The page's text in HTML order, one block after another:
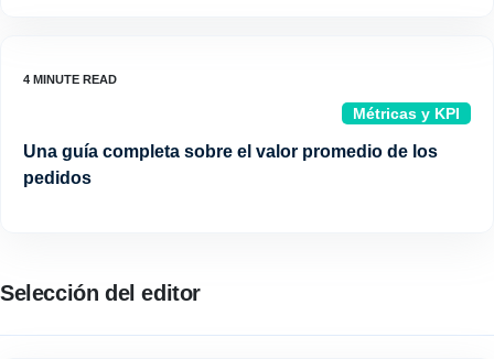
Métricas y KPI
Una guía completa sobre el valor promedio de los
pedidos
Selección del editor